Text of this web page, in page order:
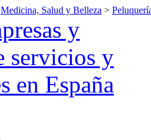
Medicina, Salud y Belleza >